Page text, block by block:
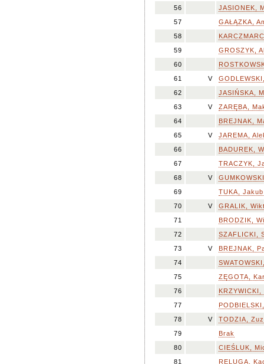
56
JASIONEK,
57
GAŁĄZKA,
58
59
GROSZYK,
60
61
V
62
JASIŃSKA,
63
V
ZARĘBA,
64
BREJNAK,
65
V
JAREMA,
66
BADUREK,
67
TRACZYK,
68
V
69
TUKA, Jakub
70
V
GRALIK,
71
BRODZIK,
72
SZAFLICKI,
73
V
BREJNAK,
74
75
ZĘGOTA,
76
KRZYWICKI,
77
78
V
TODZIA,
79
Brak
80
CIEŚLUK,
81
RELUGA,